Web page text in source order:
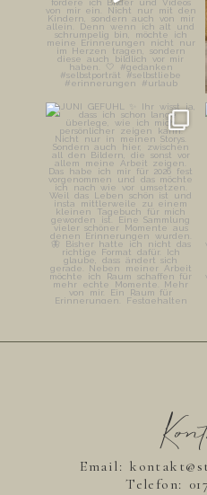
JUNI GEFÜHL ✨
Ihr wisst ja, dass ich schon
149 26
Email:
Telefon: